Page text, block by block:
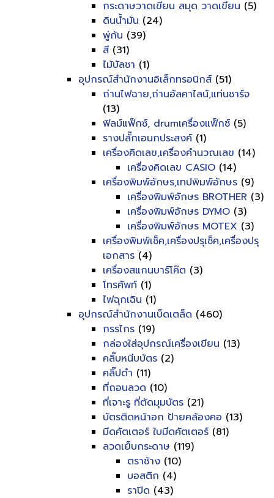
กระดาษวาดเขียน สมุด วาดเขียน (5)
ดินน้ำมัน (24)
พู่กัน (39)
สี (31)
ไม้บัลชา (1)
อุปกรณ์สำนักงานอิเล็กทรอนิกส์ (51)
ถ่านไฟฉาย,ถ่านอัลคาไลน์,แท่นชาร์จ
(13)
ฟิลม์แฟ็กซ์, drumเครื่องแฟ็กซ์ (5)
รางปลั๊กเอนกประสงค์ (1)
เครื่องคิดเลข,เครื่องคำนวณเลข (14)
เครื่องคิดเลข CASIO (14)
เครื่องพิมพ์อักษร,เทปพิมพ์อักษร (9)
เครื่องพิมพ์อักษร BROTHER (3)
เครื่องพิมพ์อักษร DYMO (3)
เครื่องพิมพ์อักษร MOTEX (3)
เครื่องพิมพ์เช็ค,เครื่องปรุเช็ค,เครื่องปรุ
เอกสาร (4)
เครื่องสแกนบาร์โค๊ต (3)
โทรศัพท์ (1)
ไฟฉุกเฉิน (1)
อุปกรณ์สำนักงานเบ็ดเตล็ด (460)
กรรไกร (19)
กล่องใส่อุปกรณ์เครื่องเขียน (13)
คลิ๊บหนีบบัตร (2)
คลิ๊ปดำ (11)
ที่ถอนลวด (10)
ที่เจาะรู ที่ตัดมุมบัตร (21)
บัตรติดหน้าอก ป้ายคล้องคอ (13)
มีดคัตเตอร์ ใบมีดคัตเตอร์ (81)
ลวดเย็บกระดาษ (119)
ตราช้าง (10)
บอสติก (4)
ราปิด (43)